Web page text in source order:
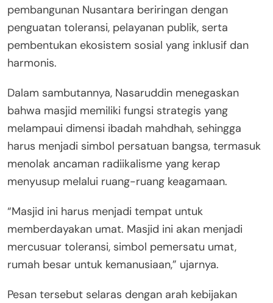
pembangunan Nusantara beriringan dengan
penguatan toleransi, pelayanan publik, serta
pembentukan ekosistem sosial yang inklusif dan
harmonis.
Dalam sambutannya, Nasaruddin menegaskan
bahwa masjid memiliki fungsi strategis yang
melampaui dimensi ibadah mahdhah, sehingga
harus menjadi simbol persatuan bangsa, termasuk
menolak ancaman radiikalisme yang kerap
menyusup melalui ruang-ruang keagamaan.
“Masjid ini harus menjadi tempat untuk
memberdayakan umat. Masjid ini akan menjadi
mercusuar toleransi, simbol pemersatu umat,
rumah besar untuk kemanusiaan,” ujarnya.
Pesan tersebut selaras dengan arah kebijakan